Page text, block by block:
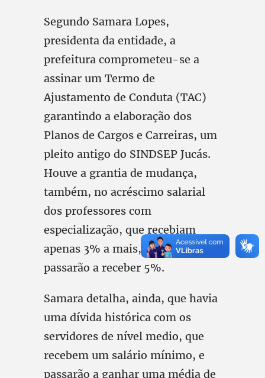
Segundo Samara Lopes,
presidenta da entidade, a
prefeitura comprometeu-se a
assinar um Termo de
Ajustamento de Conduta (TAC)
garantindo a elaboração dos
Planos de Cargos e Carreiras, um
pleito antigo do SINDSEP Jucás.
Houve a grantia de mudança,
também, no acréscimo salarial
dos professores com
especialização, que recebiam
apenas 3% a mais, e, agora,
passarão a receber 5%.
Samara detalha, ainda, que havia
uma dívida histórica com os
servidores de nível medio, que
recebem um salário mínimo, e
passarão a ganhar uma média de